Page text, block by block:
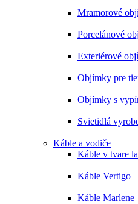
Mramorové
Porcelánové
Exteriérové
Objímky pre
Objímky s
Svietidlá
Káble a vodiče
Káble v tvare
Káble Vertigo
Káble Marlene